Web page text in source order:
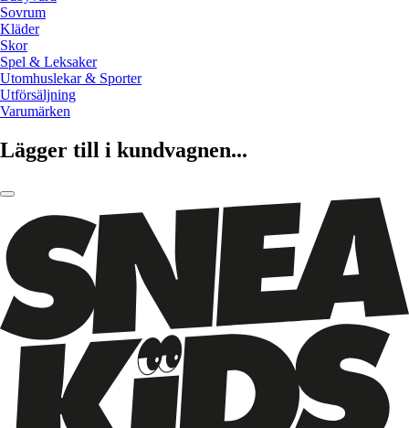
Sovrum
Kläder
Skor
Spel & Leksaker
Utomhuslekar & Sporter
Utförsäljning
Varumärken
Lägger till i kundvagnen...